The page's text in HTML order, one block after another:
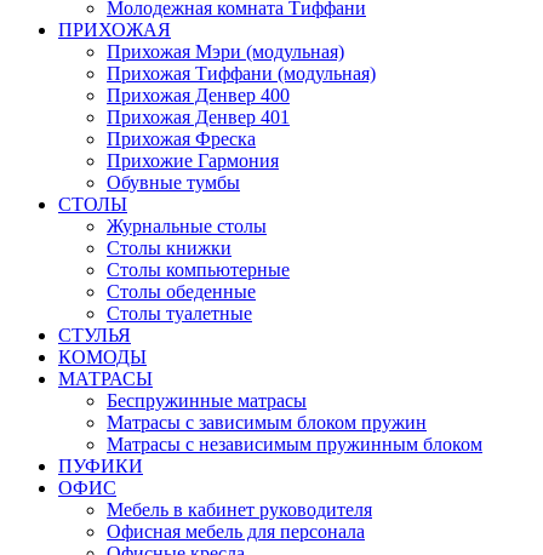
Молодежная комната Тиффани
ПРИХОЖАЯ
Прихожая Мэри (модульная)
Прихожая Тиффани (модульная)
Прихожая Денвер 400
Прихожая Денвер 401
Прихожая Фреска
Прихожие Гармония
Обувные тумбы
СТОЛЫ
Журнальные столы
Столы книжки
Столы компьютерные
Столы обеденные
Столы туалетные
СТУЛЬЯ
КОМОДЫ
МАТРАСЫ
Беспружинные матрасы
Матрасы с зависимым блоком пружин
Матрасы с независимым пружинным блоком
ПУФИКИ
ОФИС
Мебель в кабинет руководителя
Офисная мебель для персонала